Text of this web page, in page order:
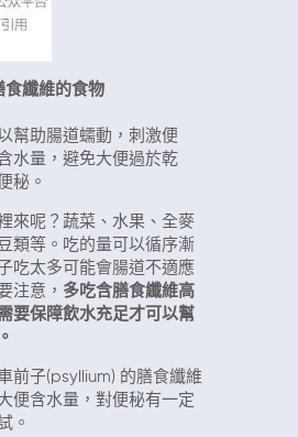
食纖維的食物
幫助腸道蠕動，刺激便
水量，避免大便過於乾
秘。
來呢？蔬菜、水果、全麥
類等。吃的量可以循序漸
吃太多可能會腸道不適應
注意， 多吃含膳食纖維高
要保障飲水充足才可以幫
前子(psyllium) 的膳食纖維
便含水量，對便秘有一定
。